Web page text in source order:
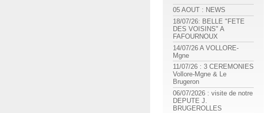
05 AOUT : NEWS
18/07/26: BELLE "FETE
DES VOISINS" A
FAFOURNOUX
14/07/26 A VOLLORE-
Mgne
11/07/26 : 3 CEREMONIES
Vollore-Mgne & Le
Brugeron
06/07/2026 : visite de notre
DEPUTE J.
BRUGEROLLES